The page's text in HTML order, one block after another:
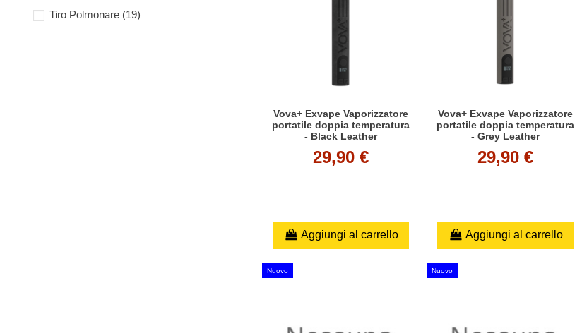
Vova+ Exvape Vaporizzatore
portatile doppia temperatura
- Black Leather
29,90 €
Aggiungi al carrello
Vova+ Exvape Vaporizzatore
portatile doppia temperatura
- Grey Leather
29,90 €
Aggiungi al carrello
Nuovo Nuovo
Tiro Polmonare (19)